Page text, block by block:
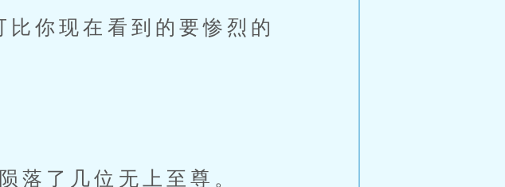
你现在看到的要惨烈的
落了几位无上至尊。